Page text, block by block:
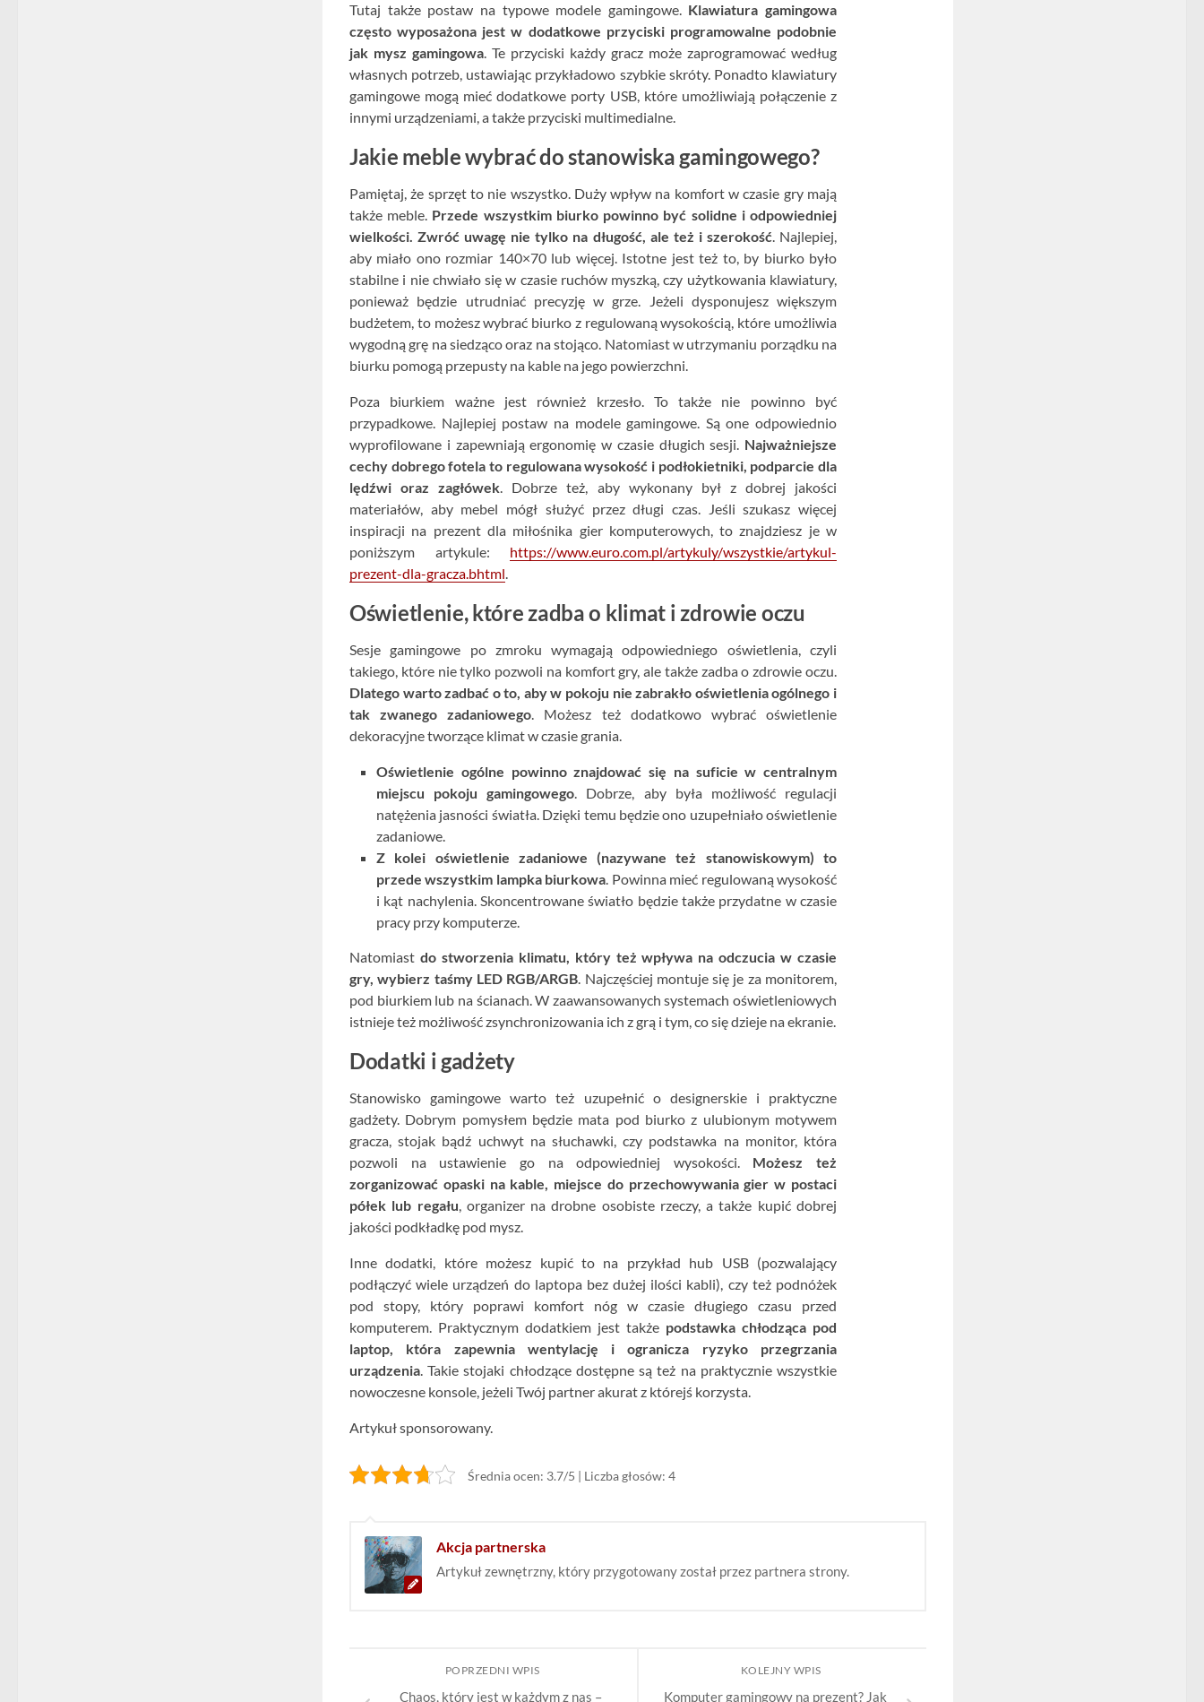
Tutaj także postaw na typowe modele gamingowe. Klawiatura gamingowa
często wyposażona jest w dodatkowe przyciski programowalne podobnie
jak mysz gamingowa. Te przyciski każdy gracz może zaprogramować według
własnych potrzeb, ustawiając przykładowo szybkie skróty. Ponadto klawiatury
gamingowe mogą mieć dodatkowe porty USB, które umożliwiają połączenie z
innymi urządzeniami, a także przyciski multimedialne.
Jakie meble wybrać do stanowiska gamingowego?
Pamiętaj, że sprzęt to nie wszystko. Duży wpływ na komfort w czasie gry mają
także meble. Przede wszystkim biurko powinno być solidne i odpowiedniej
wielkości. Zwróć uwagę nie tylko na długość, ale też i szerokość. Najlepiej,
aby miało ono rozmiar 140×70 lub więcej. Istotne jest też to, by biurko było
stabilne i nie chwiało się w czasie ruchów myszką, czy użytkowania klawiatury,
ponieważ będzie utrudniać precyzję w grze. Jeżeli dysponujesz większym
budżetem, to możesz wybrać biurko z regulowaną wysokością, które umożliwia
wygodną grę na siedząco oraz na stojąco. Natomiast w utrzymaniu porządku na
biurku pomogą przepusty na kable na jego powierzchni.
Poza biurkiem ważne jest również krzesło. To także nie powinno być
przypadkowe. Najlepiej postaw na modele gamingowe. Są one odpowiednio
wyprofilowane i zapewniają ergonomię w czasie długich sesji. Najważniejsze
cechy dobrego fotela to regulowana wysokość i podłokietniki, podparcie dla
lędźwi oraz zagłówek. Dobrze też, aby wykonany był z dobrej jakości
materiałów, aby mebel mógł służyć przez długi czas. Jeśli szukasz więcej
inspiracji na prezent dla miłośnika gier komputerowych, to znajdziesz je w
poniższym artykule: https://www.euro.com.pl/artykuly/wszystkie/artykul-
prezent-dla-gracza.bhtml.
Oświetlenie, które zadba o klimat i zdrowie oczu
Sesje gamingowe po zmroku wymagają odpowiedniego oświetlenia, czyli
takiego, które nie tylko pozwoli na komfort gry, ale także zadba o zdrowie oczu.
Dlatego warto zadbać o to, aby w pokoju nie zabrakło oświetlenia ogólnego i
tak zwanego zadaniowego. Możesz też dodatkowo wybrać oświetlenie
dekoracyjne tworzące klimat w czasie grania.
Oświetlenie ogólne powinno znajdować się na suficie w centralnym
miejscu pokoju gamingowego. Dobrze, aby była możliwość regulacji
natężenia jasności światła. Dzięki temu będzie ono uzupełniało oświetlenie
zadaniowe.
Z kolei oświetlenie zadaniowe (nazywane też stanowiskowym) to
przede wszystkim lampka biurkowa. Powinna mieć regulowaną wysokość
i kąt nachylenia. Skoncentrowane światło będzie także przydatne w czasie
pracy przy komputerze.
Natomiast do stworzenia klimatu, który też wpływa na odczucia w czasie
gry, wybierz taśmy LED RGB/ARGB. Najczęściej montuje się je za monitorem,
pod biurkiem lub na ścianach. W zaawansowanych systemach oświetleniowych
istnieje też możliwość zsynchronizowania ich z grą i tym, co się dzieje na ekranie.
Dodatki i gadżety
Stanowisko gamingowe warto też uzupełnić o designerskie i praktyczne
gadżety. Dobrym pomysłem będzie mata pod biurko z ulubionym motywem
gracza, stojak bądź uchwyt na słuchawki, czy podstawka na monitor, która
pozwoli na ustawienie go na odpowiedniej wysokości. Możesz też
zorganizować opaski na kable, miejsce do przechowywania gier w postaci
półek lub regału, organizer na drobne osobiste rzeczy, a także kupić dobrej
jakości podkładkę pod mysz.
Inne dodatki, które możesz kupić to na przykład hub USB (pozwalający
podłączyć wiele urządzeń do laptopa bez dużej ilości kabli), czy też podnóżek
pod stopy, który poprawi komfort nóg w czasie długiego czasu przed
komputerem. Praktycznym dodatkiem jest także podstawka chłodząca pod
laptop, która zapewnia wentylację i ogranicza ryzyko przegrzania
urządzenia. Takie stojaki chłodzące dostępne są też na praktycznie wszystkie
nowoczesne konsole, jeżeli Twój partner akurat z którejś korzysta.
Artykuł sponsorowany.
Średnia ocen: 3.7/5 | Liczba głosów: 4
Akcja partnerska
Artykuł zewnętrzny, który przygotowany został przez partnera strony.
KOLEJNY WPIS
Komputer gamingowy na prezent? Jak
POPRZEDNI WPIS
Chaos, który jest w każdym z nas –